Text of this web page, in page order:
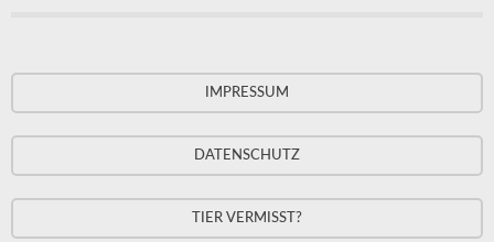
IMPRESSUM
DATENSCHUTZ
TIER VERMISST?